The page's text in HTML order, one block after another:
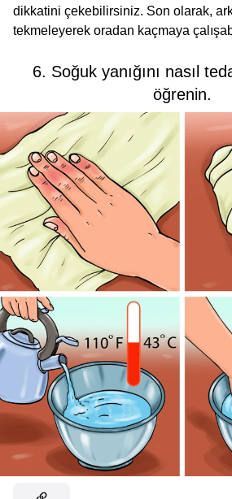
dikkatini çekebilirsiniz. Son olarak,
tekmeleyerek oradan kaçmaya
6. Soğuk yanığını nasıl
öğrenin.